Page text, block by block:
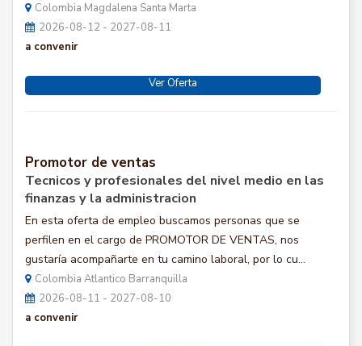
Colombia Magdalena Santa Marta
2026-08-12 - 2027-08-11
a convenir
Ver Oferta
Promotor de ventas
Tecnicos y profesionales del nivel medio en las
finanzas y la administracion
En esta oferta de empleo buscamos personas que se
perfilen en el cargo de PROMOTOR DE VENTAS, nos
gustaría acompañarte en tu camino laboral, por lo cu...
Colombia Atlantico Barranquilla
2026-08-11 - 2027-08-10
a convenir